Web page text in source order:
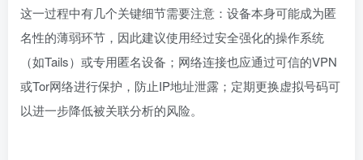
这一过程中有几个关键细节需要注意：设备本身可能成为匿
名性的薄弱环节，因此建议使用经过安全强化的操作系统
（如Tails）或专用匿名设备；网络连接也应通过可信的VPN
或Tor网络进行保护，防止IP地址泄露；定期更换虚拟号码可
以进一步降低被关联分析的风险。